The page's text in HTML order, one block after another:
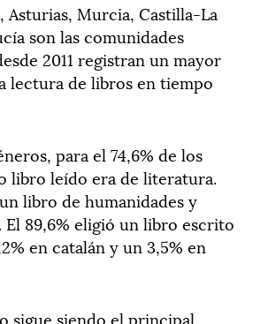
Asturias, Murcia, Castilla-La
son las comunidades
2011 registran un mayor
lectura de libros en tiempo
para el 74,6% de los
libro leído era de literatura.
libro de humanidades y
El 89,6% eligió un libro escrito
en catalán y un 3,5% en
sigue siendo el principal